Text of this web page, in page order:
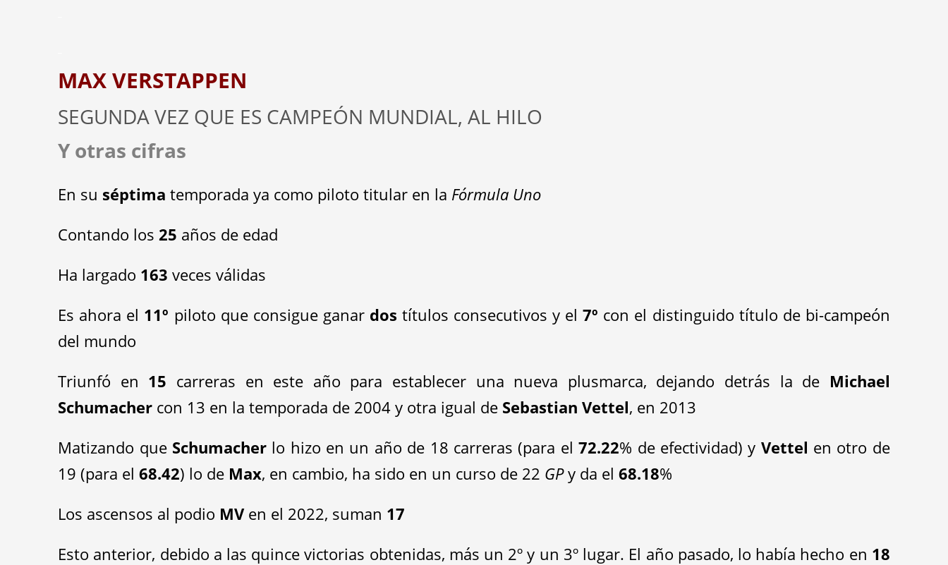
MAX VERSTAPPEN
SEGUNDA VEZ QUE ES CAMPEÓN MUNDIAL, AL HILO
Y otras cifras
En su séptima temporada ya como piloto titular en la Fórmula Uno
Contando los25 años de edad
Ha largado 163 veces válidas
Es ahora el 11º piloto que consigue ganar dos títulos consecutivos y el7º con el distinguido título de bi-campeón
del mundo
Triunfó en 15 carreras en este año para establecer una nueva plusmarca, dejando detrás la de Michael
Schumacher con 13 en la temporada de 2004 y otra igual de Sebastian Vettel, en 2013
Matizando que Schumacherlo hizo en un año de 18 carreras (para el72.22% de efectividad) y Vettel en otro de
19 (para el68.42) lo de Max, en cambio, ha sido en un curso de 22 GPy da el68.18%
Los ascensos al podio MVen el 2022, suman 17
Esto anterior, debido a las quince victorias obtenidas, más un 2º y un 3º lugar. El año pasado, lo había hecho en 18